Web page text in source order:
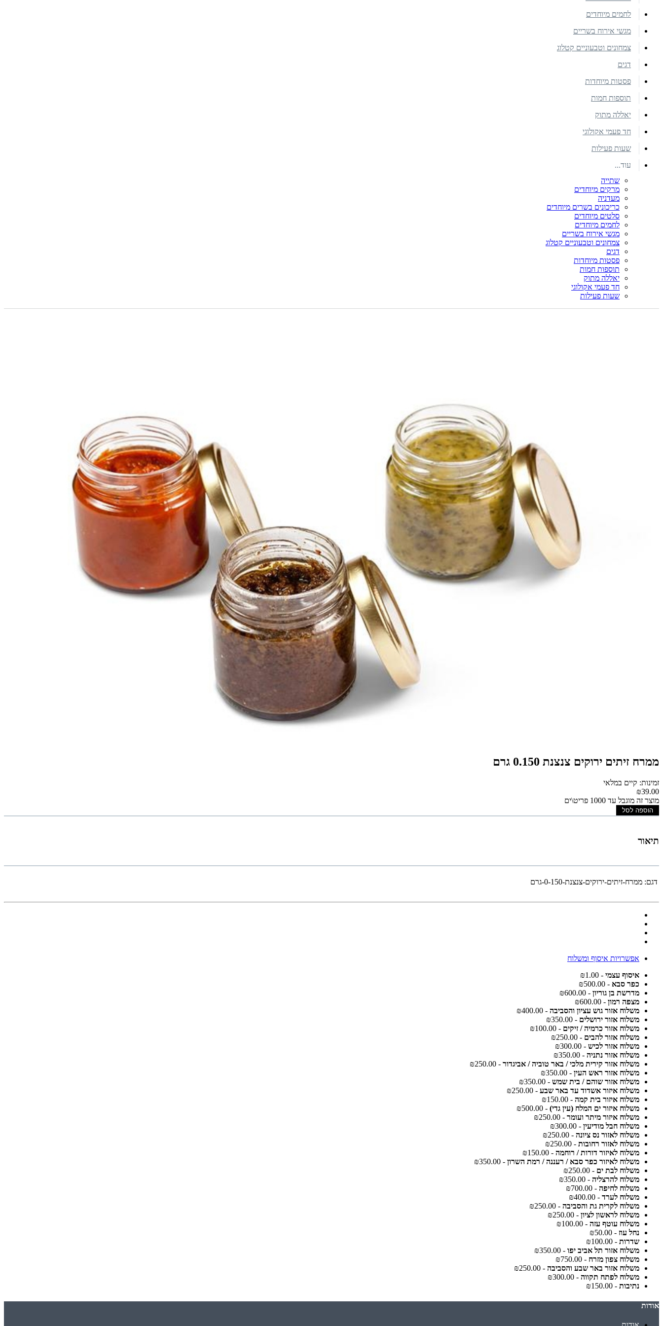
לחמים מיוחדים
מגשי אירוח בשריים
צמחונים וטבעוניים קטלוג
דגים
פסטות מיוחדות
תוספות חמות
יאללה מתוק
חד פעמי אקולוגי
שעות פעילות
עוד...
שתייה
מרקים מיוחדים
מעדניה
כריכונים בשרים מיוחדים
סלטים מיוחדים
לחמים מיוחדים
מגשי אירוח בשריים
צמחונים וטבעוניים קטלוג
דגים
פסטות מיוחדות
תוספות חמות
יאללה מתוק
חד פעמי אקולוגי
שעות פעילות
ממרח זיתים ירוקים צנצנת 0.150 גרם
זמינות: קיים במלאי
₪39.00
מוצר זה מוגבל עד 1000 פריט\ים
הוספה לסל
תיאור
דגם: ממרח-זיתים-ירוקים-צנצנת-0-150-גרם
אפשרויות איסוף ומשלוח
איסוף עצמי - ₪1.00
כפר סבא - ₪500.00
מדרשת בן גוריון - ₪600.00
מצפה רמון - ₪600.00
משלוח אזור גוש עציון והסביבה - ₪400.00
משלוח אזור ירושלים - ₪350.00
משלוח אזור כרמיה / זיקים - ₪100.00
משלוח אזור להבים - ₪250.00
משלוח אזור לכיש - ₪300.00
משלוח אזור נתניה - ₪350.00
משלוח אזור קירית מלכי / באר טוביה / אביגדור - ₪250.00
משלוח אזור ראש העין - ₪350.00
משלוח אזור שוהם / בית שמש - ₪350.00
משלוח איזור אשדוד עד באר שבע - ₪250.00
משלוח איזור בית קמה - ₪150.00
משלוח איזור ים המלח (עין גדי) - ₪500.00
משלוח איזור מיתר ועומר - ₪250.00
משלוח חבל מודיעין - ₪300.00
משלוח לאזור נס ציונה - ₪250.00
משלוח לאזור רחובות - ₪250.00
משלוח לאיזור דורות / רוחמה - ₪150.00
משלוח לאיזור כפר סבא / רעננה / רמת השרון - ₪350.00
משלוח לבת ים - ₪250.00
משלוח להרצליה - ₪350.00
משלוח לחיפה - ₪700.00
משלוח לערד - ₪400.00
משלוח לקרית גת והסביבה - ₪250.00
משלוח לראשון לציון - ₪250.00
משלוח עוטף עזה - ₪100.00
נחל עוז - ₪50.00
שדרות - ₪100.00
משלוח אזור תל אביב יפו - ₪350.00
משלוח צפון מזרח - ₪750.00
משלוח אזור באר שבע והסביבה - ₪250.00
משלוח לפתח תקווה - ₪300.00
נתיבות - ₪150.00
אודות